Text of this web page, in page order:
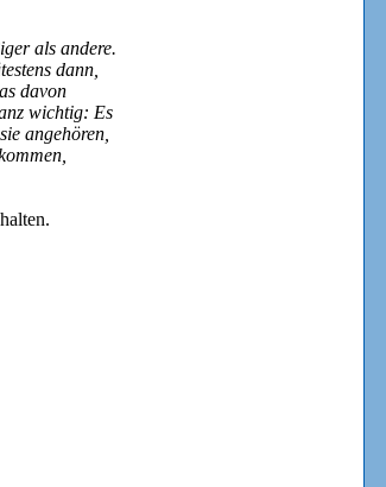
als andere.
dann,
davon
wichtig: Es
angehören,